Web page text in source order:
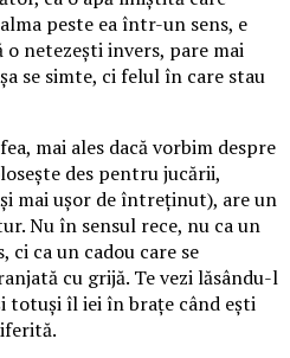
peste ea într-un sens, e
o netezești invers, pare mai
se simte, ci felul în care stau
mai ales dacă vorbim despre
des pentru jucării,
mai ușor de întreținut), are un
Nu în sensul rece, nu ca un
ci ca un cadou care se
cu grijă. Te vezi lăsându-l
totuși îl iei în brațe când ești